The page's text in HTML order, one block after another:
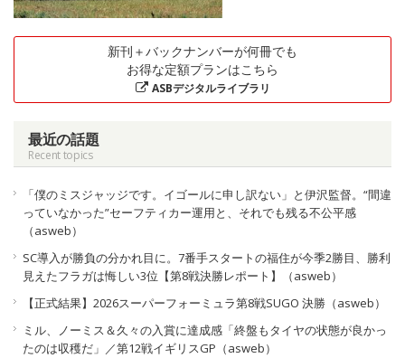
新刊＋バックナンバーが何冊でも
お得な定額プランはこちら
ASBデジタルライブラリ
最近の話題
Recent topics
「僕のミスジャッジです。イゴールに申し訳ない」と伊沢監督。“間違
っていなかった”セーフティカー運用と、それでも残る不公平感
（asweb）
SC導入が勝負の分かれ目に。7番手スタートの福住が今季2勝目、勝利
見えたフラガは悔しい3位【第8戦決勝レポート】（asweb）
【正式結果】2026スーパーフォーミュラ第8戦SUGO 決勝（asweb）
ミル、ノーミス＆久々の入賞に達成感「終盤もタイヤの状態が良かっ
たのは収穫だ」／第12戦イギリスGP（asweb）